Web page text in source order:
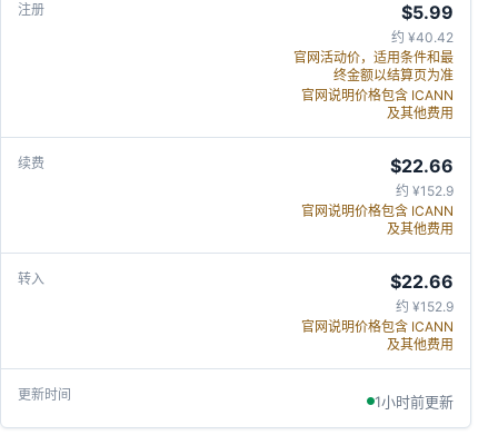
$5.99
约 ¥40.42
官网活动价，适用条件和最
终金额以结算页为准
官网说明价格包含 ICANN
及其他费用
$22.66
约 ¥152.9
官网说明价格包含 ICANN
及其他费用
$22.66
约 ¥152.9
官网说明价格包含 ICANN
及其他费用
1小时前更新